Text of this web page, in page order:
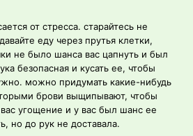
от стресса. старайтесь не
еду через прутья клетки,
не было шанса вас цапнуть и был
безопасная и кусать ее, чтобы
можно придумать какие-нибудь
брови выщипывают, чтобы
угощение и у вас был шанс ее
но до рук не доставала.